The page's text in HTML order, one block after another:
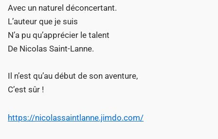
Avec un naturel déconcertant.
L’auteur que je suis
N’a pu qu’apprécier le talent
De Nicolas Saint-Lanne.
Il n’est qu’au début de son aventure,
C’est sûr !
https://nicolassaintlanne.jimdo.com/